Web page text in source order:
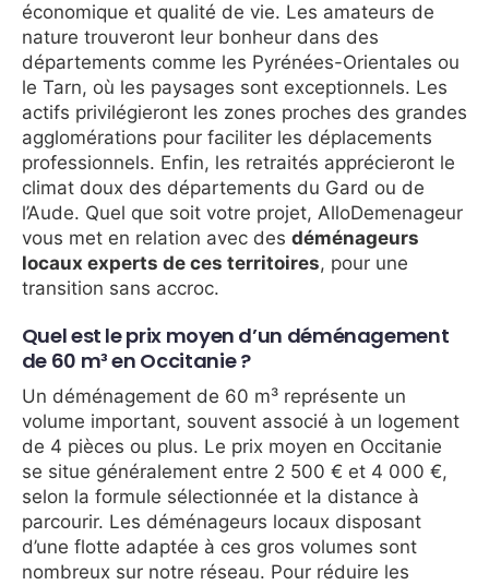
économique et qualité de vie. Les amateurs de
nature trouveront leur bonheur dans des
départements comme les Pyrénées-Orientales ou
le Tarn, où les paysages sont exceptionnels. Les
actifs privilégieront les zones proches des grandes
agglomérations pour faciliter les déplacements
professionnels. Enfin, les retraités apprécieront le
climat doux des départements du Gard ou de
l’Aude. Quel que soit votre projet, AlloDemenageur
vous met en relation avec des déménageurs
locaux experts de ces territoires, pour une
transition sans accroc.
Quel est le prix moyen d’un déménagement
de 60 m³ en Occitanie ?
Un déménagement de 60 m³ représente un
volume important, souvent associé à un logement
de 4 pièces ou plus. Le prix moyen en Occitanie
se situe généralement entre 2 500 € et 4 000 €,
selon la formule sélectionnée et la distance à
parcourir. Les déménageurs locaux disposant
d’une flotte adaptée à ces gros volumes sont
nombreux sur notre réseau. Pour réduire les